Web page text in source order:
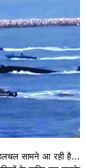
हलचल सामने आ रही है…